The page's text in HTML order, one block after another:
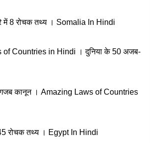
में 8 रोचक तथ्य । Somalia In Hindi
of Countries in Hindi । दुनिया के 50 अजब-
कानून । Amazing Laws of Countries
रोचक तथ्य । Egypt In Hindi